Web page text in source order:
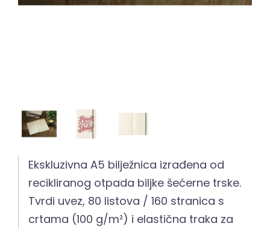
Ekskluzivna A5 bilježnica izrađena od
recikliranog otpada biljke šećerne trske.
Tvrdi uvez, 80 listova / 160 stranica s
crtama (100 g/m²) i elastična traka za